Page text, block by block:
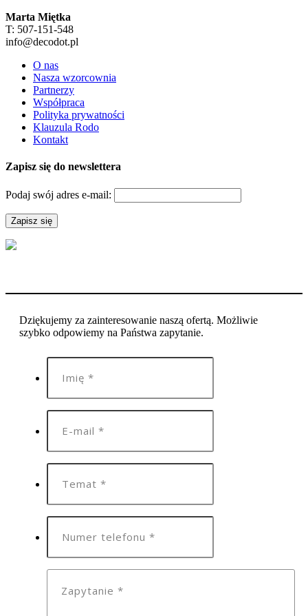
Marta Miętka
T: 507-151-548
info@decodot.pl
O nas
Nasza wzorcownia
Partnerzy
Współpraca
Polityka prywatności
Klauzula Rodo
Kontakt
Zapisz się do newslettera
Podaj swój adres e-mail:
Dziękujemy za zainteresowanie naszą ofertą. Możliwie
szybko odpowiemy na Państwa zapytanie.